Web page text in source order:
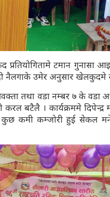
टमान गुनासा
नैलगाके उमेर अनुसार
तथा वडा नम्बर ७ के वडा
बटैलै । कार्यक्रममे दिपेन्द्र
कमी कम्जोरी हुई सेकल